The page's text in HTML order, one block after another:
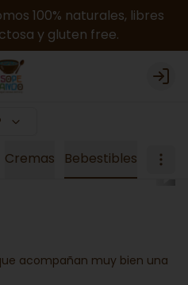
100% naturales, libres
y gluten free.
Login
Cremas Bebestibles
acompañan muy bien una